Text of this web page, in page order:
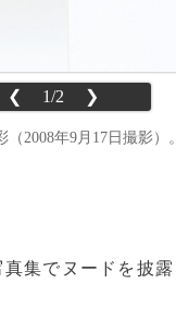
❮ 1/2 ❯
2008年9月17日撮影）
集でヌードを披